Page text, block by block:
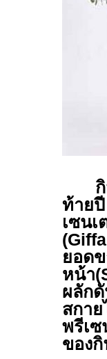
ท้าย
เซน
(
ยอด
หน้า(
ผลัก
สกา
พรีเซ
ของ